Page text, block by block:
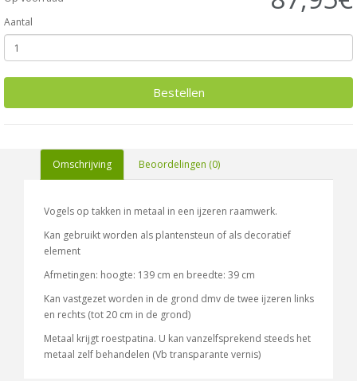
Aantal
Bestellen
Omschrijving Beoordelingen (0)
Vogels op takken in metaal in een ijzeren raamwerk.
Kan gebruikt worden als plantensteun of als decoratief
element
Afmetingen: hoogte: 139 cm en breedte: 39 cm
Kan vastgezet worden in de grond dmv de twee ijzeren links
en rechts (tot 20 cm in de grond)
Metaal krijgt roestpatina. U kan vanzelfsprekend steeds het
metaal zelf behandelen (Vb transparante vernis)